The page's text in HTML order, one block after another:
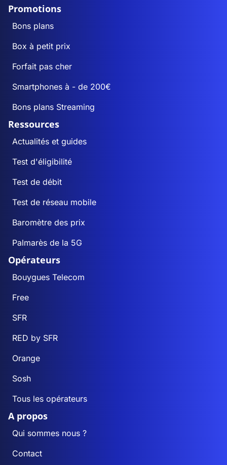
Promotions
Bons plans
Box à petit prix
Forfait pas cher
Smartphones à - de 200€
Bons plans Streaming
Ressources
Actualités et guides
Test d'éligibilité
Test de débit
Test de réseau mobile
Baromètre des prix
Palmarès de la 5G
Opérateurs
Bouygues Telecom
Free
SFR
RED by SFR
Orange
Sosh
Tous les opérateurs
A propos
Qui sommes nous ?
Contact